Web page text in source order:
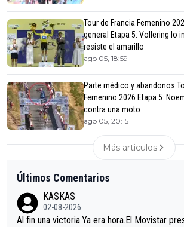
Tour de Francia Femenino
general Etapa 5: Vollering lo
resiste el amarillo
ago 05, 18:59
Parte médico y abandonos
Femenino 2026 Etapa 5:
contra una moto
ago 05, 20:15
Más articulos
Últimos Comentarios
KASKAS
02-08-2026
Al fin una victoria.Ya era hora.El Movistar